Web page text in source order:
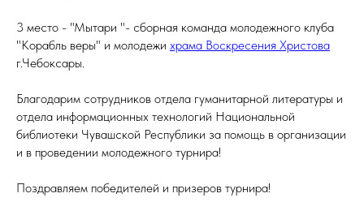
3 место - "Мытари "- сборная команда молодежного клуба
"Корабль веры" и молодежи храма Воскресения Христова
г.Чебоксары.
Благодарим сотрудников отдела гуманитарной литературы и
отдела информационных технологий Национальной
библиотеки Чувашской Республики за помощь в организации
и в проведении молодежного турнира!
Поздравляем победителей и призеров турнира!